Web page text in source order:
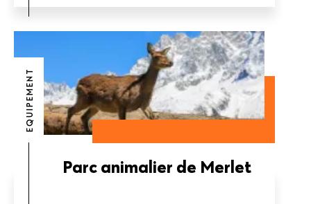
EQUIPEMENT
Parc animalier de Merlet